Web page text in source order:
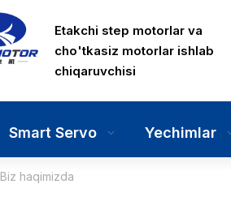
Etakchi step motorlar va
cho'tkasiz motorlar ishlab
chiqaruvchisi
Smart Servo Yechimlar
Biz haqimizda